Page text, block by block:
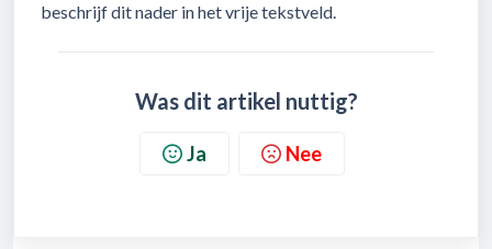
beschrijf dit nader in het vrije tekstveld.
Was dit artikel nuttig?
Ja Nee